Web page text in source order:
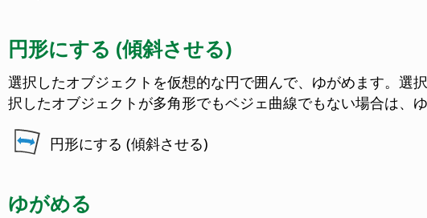
円形にする (傾斜させる)
選択したオブジェクトを仮想的な円で囲んで、ゆがめます。選
択したオブジェクトが多角形でもベジェ曲線でもない場合は、
円形にする (傾斜させる)
ゆがめる